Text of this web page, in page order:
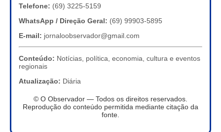
Telefone: (69) 3225-5159
WhatsApp / Direção Geral: (69) 99903-5895
E-mail: jornaloobservador@gmail.com
Conteúdo: Notícias, política, economia, cultura e eventos
regionais
Atualização: Diária
© O Observador — Todos os direitos reservados.
Reprodução do conteúdo permitida mediante citação da
fonte.